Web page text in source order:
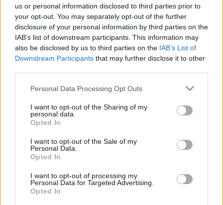
us or personal information disclosed to third parties prior to
your opt-out. You may separately opt-out of the further
disclosure of your personal information by third parties on the
IAB’s list of downstream participants. This information may
also be disclosed by us to third parties on the IAB’s List of
Downstream Participants that may further disclose it to other
Personal Data Processing Opt Outs
I want to opt-out of the Sharing of my
personal data.
Opted In
I want to opt-out of the Sale of my
Personal Data.
Opted In
I want to opt-out of processing my
Personal Data for Targeted Advertising.
Opted In